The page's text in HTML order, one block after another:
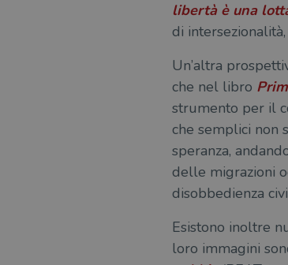
libertà è una
di
Un’altra
che nel libro
strumento per il
che semplici non
speranza,
delle migrazioni
disobbedienza
Esistono inoltre
loro immagini